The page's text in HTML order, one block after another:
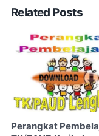
Related Posts
Perangkat